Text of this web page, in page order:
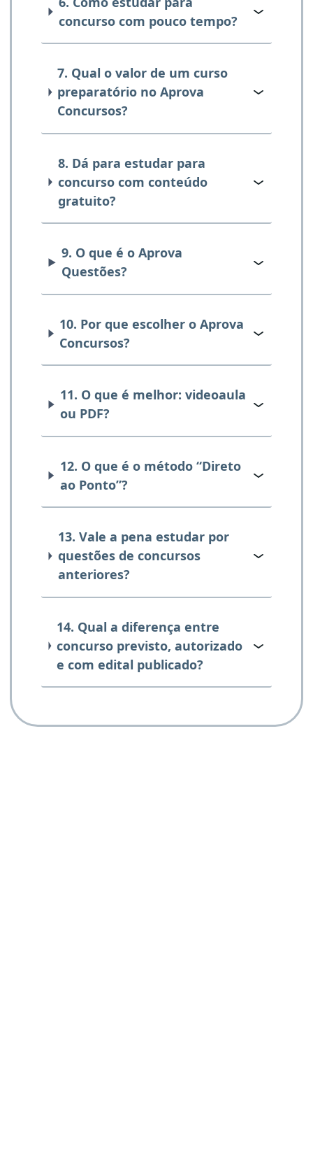
concurso com pouco tempo?
7. Qual o valor de um curso
preparatório no Aprova
Concursos?
8. Dá para estudar para
concurso com conteúdo
gratuito?
9. O que é o Aprova
Questões?
10. Por que escolher o Aprova
Concursos?
11. O que é melhor: videoaula
ou PDF?
12. O que é o método “Direto
ao Ponto”?
13. Vale a pena estudar por
questões de concursos
anteriores?
14. Qual a diferença entre
concurso previsto, autorizado
e com edital publicado?